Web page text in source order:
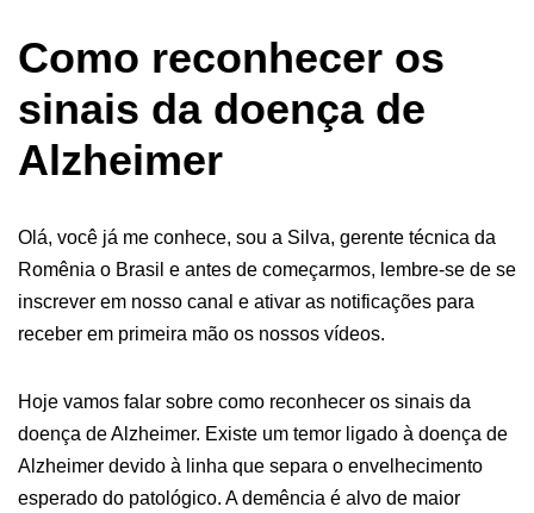
Como reconhecer os
sinais da doença de
Alzheimer
Olá, você já me conhece, sou a Silva, gerente técnica da
Romênia o Brasil e antes de começarmos, lembre-se de se
inscrever em nosso canal e ativar as notificações para
receber em primeira mão os nossos vídeos.
Hoje vamos falar sobre como reconhecer os sinais da
doença de Alzheimer. Existe um temor ligado à doença de
Alzheimer devido à linha que separa o envelhecimento
esperado do patológico. A demência é alvo de maior